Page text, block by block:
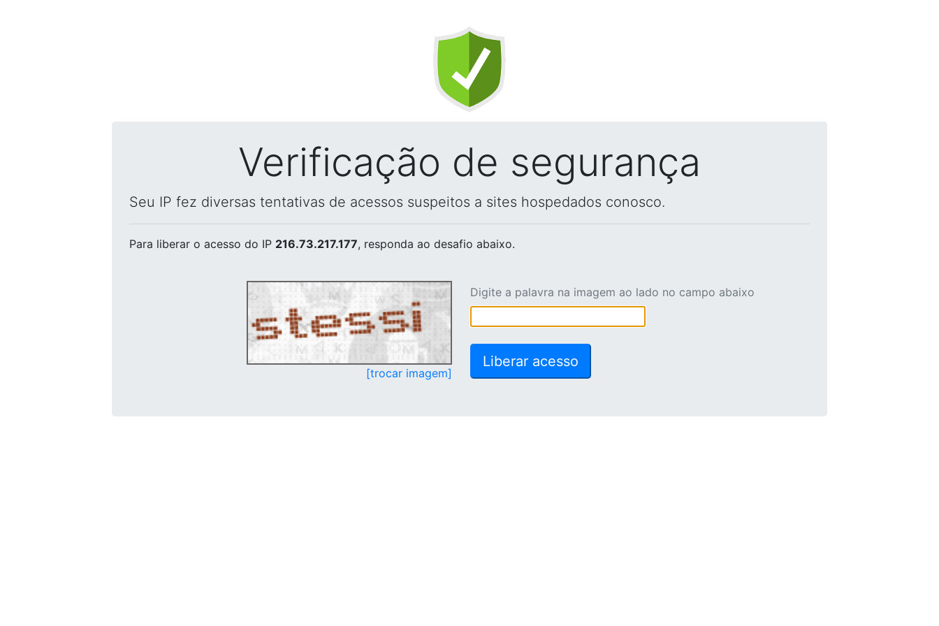
Verificação de segurança
Seu IP fez diversas tentativas de acessos suspeitos a sites hospedados conosco.
Para liberar o acesso do IP 216.73.217.177, responda ao desafio abaixo.
[trocar imagem]
Digite a palavra na imagem ao lado no campo abaixo